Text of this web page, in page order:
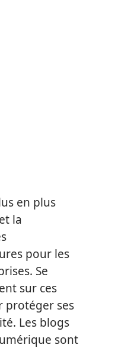
en plus
la
pour les
Se
sur ces
protéger ses
Les blogs
sont